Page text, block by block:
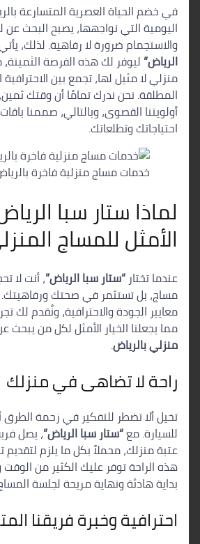
في خضم الحياة العصرية المتسارعة
اليومية التي نواجهها، يصبح البحث
والاستجمام ضرورة لا رفاهية. لذلك،
الرياض” ليوفر لك هذه الفرصة
منزلي لا مثيل لها، تجمع بين الاحترافية
المطلقة. نحن ندرك تمامًا أن وقتك
أولويتنا القصوى، وبالتالي، صممنا
احتياجاتك وتطلعاتك.
خدمات مساج منزلية فاخرة
لماذا ستار سبا
الأمثل للمساج
عندما تختار “ستار سبا الرياض”، أنت لا
مساج، بل تستثمر في صحتك ورفاهيتك.
معايير الجودة والاحترافية، ونُقدم لك
مما يجعلنا الخيار الأمثل لكل من يبحث
منزلي بالرياض.
راحة لا تضاهى في منزلك
تخيل ألا تضطر للتفكير في زحمة
للسيارة. مع“ستار سبا الرياض”، يصل
عتبة منزلك، محملاً بكل ما يلزم لتقديم
هذه الراحة توفر عليك الكثير من
بداية هادئة ونهاية مريحة لجلسة
احترافية وخبرة فريقنا